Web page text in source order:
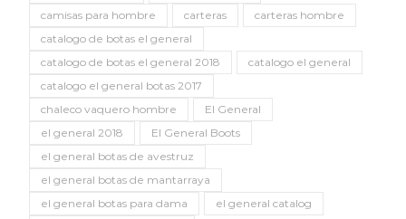
camisas para hombre
carteras
carteras hombre
catalogo de botas el general
catalogo de botas el general 2018
catalogo el general
catalogo el general botas 2017
chaleco vaquero hombre
El General
el general 2018
El General Boots
el general botas de avestruz
el general botas de mantarraya
el general botas para dama
el general catalog